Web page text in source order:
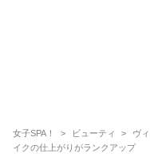
女子SPA！ ビューティ
ヴ
イクの仕上がりがランクアップ